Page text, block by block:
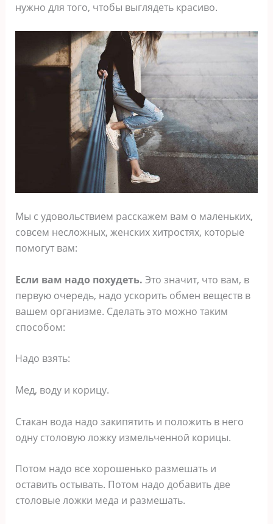
нужно для того, чтобы выглядеть красиво.
Мы с удовольствием расскажем вам о маленьких,
совсем несложных, женских хитростях, которые
помогут вам:
Если вам надо похудеть. Это значит, что вам, в
первую очередь, надо ускорить обмен веществ в
вашем организме. Сделать это можно таким
способом:
Надо взять:
Мед, воду и корицу.
Стакан вода надо закипятить и положить в него
одну столовую ложку измельченной корицы.
Потом надо все хорошенько размешать и
оставить остывать. Потом надо добавить две
столовые ложки меда и размешать.